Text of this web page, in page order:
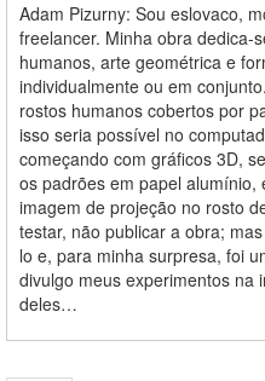
Adam Pizurny: Sou eslovaco,
freelancer. Minha obra dedica-
humanos, arte geométrica e
individualmente ou em
rostos humanos cobertos por
isso seria possível no
começando com gráficos 3D,
os padrões em papel alumínio,
imagem de projeção no rosto
testar, não publicar a obra;
lo e, para minha surpresa, foi
divulgo meus experimentos na
deles…